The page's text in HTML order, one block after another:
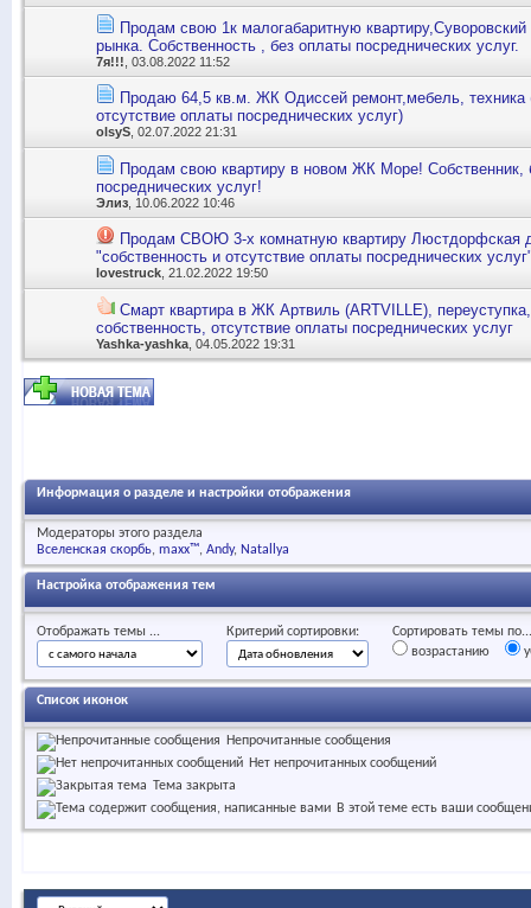
Продам свою 1к малогабаритную
рынка. Собственность , без оплаты посреднических услуг.
7я!!! , 03.08.2022 11:52
Продаю 64,5 кв.м. ЖК Одиссей ремонт,мебель, техника
отсутствие оплаты посреднических услуг)
olsyS , 02.07.2022 21:31
Продам свою квартиру в новом ЖК Море! Собственник,
посреднических услуг!
Элиз , 10.06.2022 10:46
Продам СВОЮ 3-х комнатную квартиру Люстдорфская
"собственность и отсутствие оплаты посреднических
lovestruck , 21.02.2022 19:50
Смарт квартира в ЖК Артвиль (ARTVILLE),
собственность, отсутствие оплаты посреднических услуг
Yashka-yashka , 04.05.2022 19:31
Информация о разделе и настройки отображения
Модераторы этого раздела
Вселенская скорбь maxx™ Andy Natallya
Настройка отображения тем
Отображать темы ... Критерий сортировки:
Сортировать темы по...
возрастанию
Список иконок
Непрочитанные сообщения
Нет непрочитанных сообщений
Тема закрыта
В этой теме есть ваши